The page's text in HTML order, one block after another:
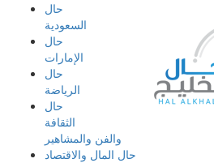
إذهب
المحتوى
حال
السعودية
حال
الإمارات
حال
الرياضة
حال
الثقافة
والفن والمشاهير
حال المال والاقتصاد